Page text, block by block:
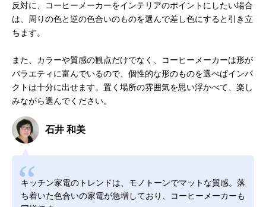
反対に、コーヒーメーカーをインテリアのポイントにしたい場合
は、周りの色と逆の色合いのものを選んで差し色にすると引き立
ちます。
また、カラーや質感の観点だけでなく、コーヒーメーカーは形が
バラエティに富んでいるので、個性的な形のものを選べばインパ
クトは十分に出せます。置く場所の雰囲気を思い浮かべて、楽し
みながら選んでください。
石井 和美
キッチン家電のトレンドは、モノトーンでマットな質感。落
ち着いた色合いの家電が急増しており、コーヒーメーカーも